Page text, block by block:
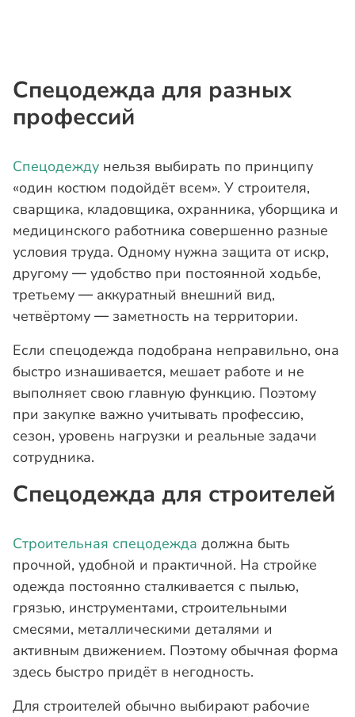
Спецодежда для разных
профессий
Спецодежду нельзя выбирать по принципу
«один костюм подойдёт всем». У строителя,
сварщика, кладовщика, охранника, уборщика и
медицинского работника совершенно разные
условия труда. Одному нужна защита от искр,
другому — удобство при постоянной ходьбе,
третьему — аккуратный внешний вид,
четвёртому — заметность на территории.
Если спецодежда подобрана неправильно, она
быстро изнашивается, мешает работе и не
выполняет свою главную функцию. Поэтому
при закупке важно учитывать профессию,
сезон, уровень нагрузки и реальные задачи
сотрудника.
Спецодежда для строителей
Строительная спецодежда должна быть
прочной, удобной и практичной. На стройке
одежда постоянно сталкивается с пылью,
грязью, инструментами, строительными
смесями, металлическими деталями и
активным движением. Поэтому обычная форма
здесь быстро придёт в негодность.
Для строителей обычно выбирают рабочие